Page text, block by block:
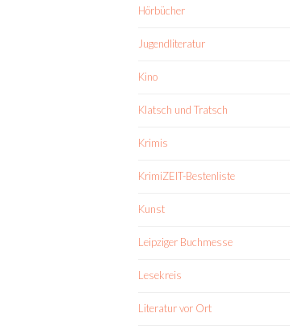
Hörbücher
Jugendliteratur
Kino
Klatsch und Tratsch
Krimis
KrimiZEIT-Bestenliste
Kunst
Leipziger Buchmesse
Lesekreis
Literatur vor Ort